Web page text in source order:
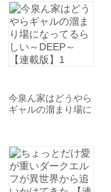
今泉ん家はどうやら
ギャルの溜まり場に